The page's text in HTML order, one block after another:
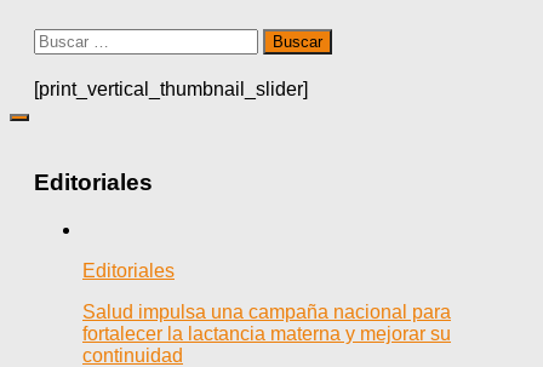
Buscar:
[print_vertical_thumbnail_slider]
Editoriales
Editoriales
Salud impulsa una campaña nacional para
fortalecer la lactancia materna y mejorar su
continuidad